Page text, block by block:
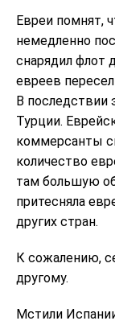
Евреи помнят,
немедленно
снарядил флот
евреев
В последствии
Турции.
коммерсанты
количество
там большую
притесняла
других стран.
К сожалению,
другому.
Мстили